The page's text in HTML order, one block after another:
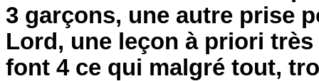
3 garçons, une autre prise
Lord, une leçon à priori
font 4 ce qui malgré tout,